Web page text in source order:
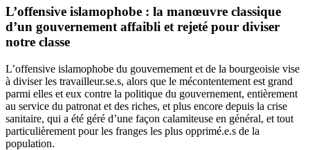
L’offensive islamophobe : la manœuvre classique
d’un gouvernement affaibli et rejeté pour diviser
notre classe
L’offensive islamophobe du gouvernement et de la bourgeoisie vise
à diviser les travailleur.se.s, alors que le mécontentement est grand
parmi elles et eux contre la politique du gouvernement, entièrement
au service du patronat et des riches, et plus encore depuis la crise
sanitaire, qui a été géré d’une façon calamiteuse en général, et tout
particulièrement pour les franges les plus opprimé.e.s de la
population.